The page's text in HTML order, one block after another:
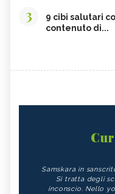
3
9 cibi salutari
contenuto di...
Samskara in
Si tratta degli
inconscio. Nello